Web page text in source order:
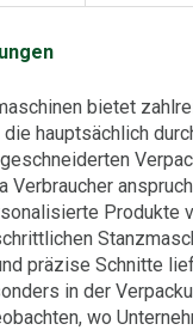
bietet
die hauptsächlich
Verbraucher
Produkte
präzise Schnitte
in der
wo